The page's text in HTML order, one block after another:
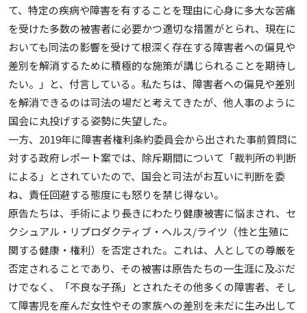
て、特定の疾病や障害を有することを理由に心身に多大な苦痛
を受けた多数の被害者に必要かつ適切な措置がとられ、現在に
おいても同法の影響を受けて根深く存在する障害者への偏見や
差別を解消するために積極的な施策が講じられることを期待し
たい。」と、付言している。私たちは、障害者への偏見や差別
を解消できるのは司法の場だと考えてきたが、他人事のように
国会に丸投げする姿勢に失望した。
一方、2019年に障害者権利条約委員会から出された事前質問に
対する政府レポート案では、除斥期間について「裁判所の判断
による」とされていたので、国会と司法がお互いに判断を委
ね、責任回避する態度にも怒りを禁じ得ない。
原告たちは、手術により長きにわたり健康被害に悩まされ、セ
クシュアル・リプロダクティブ・ヘルス/ライツ（性と生殖に
関する健康・権利）を否定された。これは、人としての尊厳を
否定されることであり、その被害は原告たちの一生涯に及ぶだ
けでなく、「不良な子孫」とされたその他多くの障害者、そし
て障害児を産んだ女性やその家族への差別を未だに生み出して